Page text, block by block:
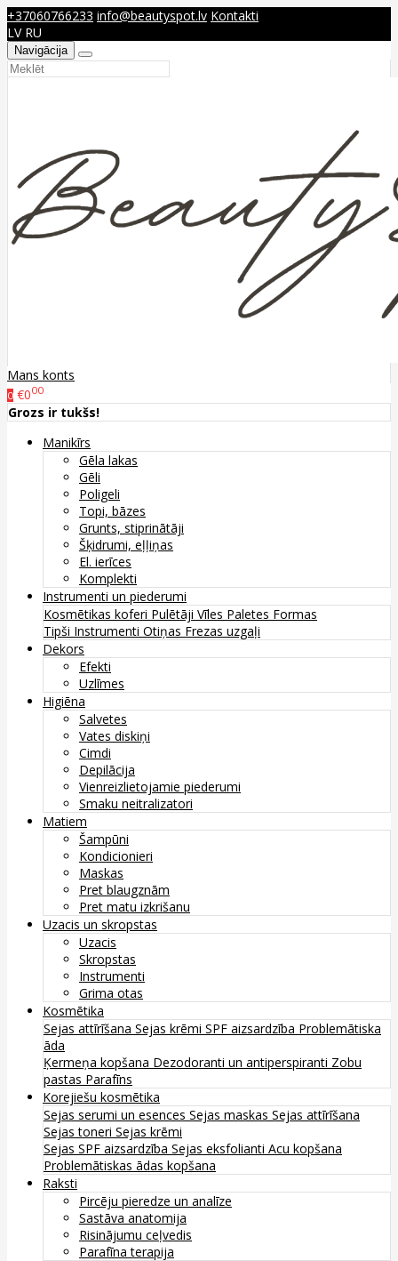
+37060766233 info@beautyspot.lv Kontakti
LV RU
Navigācija
Mans konts
0 €000
Grozs ir tukšs!
Manikīrs
Gēla lakas
Gēli
Poligeli
Topi, bāzes
Grunts, stiprinātāji
Šķidrumi, eļļiņas
El. ierīces
Komplekti
Instrumenti un piederumi
Kosmētikas koferi Pulētāji Vīles Paletes Formas
Tipši Instrumenti Otiņas Frezas uzgaļi
Dekors
Efekti
Uzlīmes
Higiēna
Salvetes
Vates diskiņi
Cimdi
Depilācija
Vienreizlietojamie piederumi
Smaku neitralizatori
Matiem
Šampūni
Kondicionieri
Maskas
Pret blaugznām
Pret matu izkrišanu
Uzacis un skropstas
Uzacis
Skropstas
Instrumenti
Grima otas
Kosmētika
Sejas attīrīšana Sejas krēmi SPF aizsardzība Problemātiska
āda
Ķermeņa kopšana Dezodoranti un antiperspiranti Zobu
pastas Parafīns
Korejiešu kosmētika
Sejas serumi un esences Sejas maskas Sejas attīrīšana
Sejas toneri Sejas krēmi
Sejas SPF aizsardzība Sejas eksfolianti Acu kopšana
Problemātiskas ādas kopšana
Raksti
Pircēju pieredze un analīze
Sastāva anatomija
Risinājumu ceļvedis
Parafīna terapija